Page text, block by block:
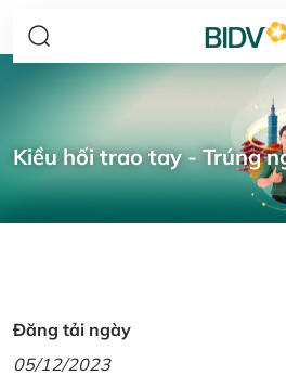
Kiều hối trao tay - Trúng
Đăng tải ngày
05/12/2023